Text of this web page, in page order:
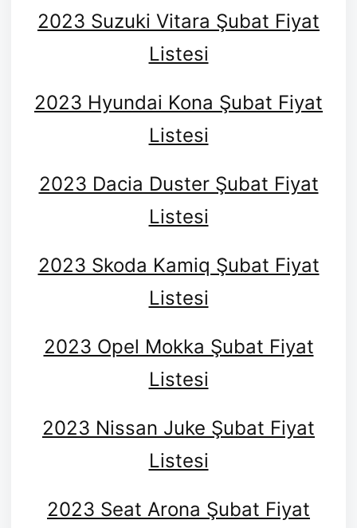
2023 Suzuki Vitara Şubat Fiyat
Listesi
2023 Hyundai Kona Şubat Fiyat
Listesi
2023 Dacia Duster Şubat Fiyat
Listesi
2023 Skoda Kamiq Şubat Fiyat
Listesi
2023 Opel Mokka Şubat Fiyat
Listesi
2023 Nissan Juke Şubat Fiyat
Listesi
2023 Seat Arona Şubat Fiyat